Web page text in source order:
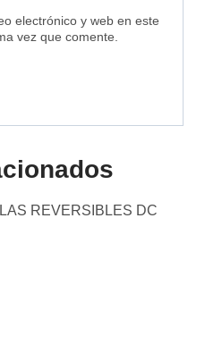
electrónico y web en este
vez que comente.